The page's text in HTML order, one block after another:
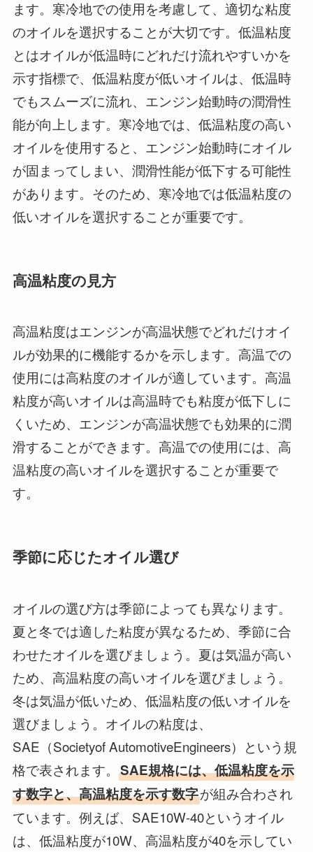
ます。寒冷地での使用を考慮して、適切な粘度
のオイルを選択することが大切です。低温粘度
とはオイルが低温時にどれだけ流れやすいかを
示す指標で、低温粘度が低いオイルは、低温時
でもスムーズに流れ、エンジン始動時の潤滑性
能が向上します。寒冷地では、低温粘度の高い
オイルを使用すると、エンジン始動時にオイル
が固まってしまい、潤滑性能が低下する可能性
があります。そのため、寒冷地では低温粘度の
低いオイルを選択することが重要です。
高温粘度の見方
高温粘度はエンジンが高温状態でどれだけオイ
ルが効果的に機能するかを示します。高温での
使用には高粘度のオイルが適しています。高温
粘度が高いオイルは高温時でも粘度が低下しに
くいため、エンジンが高温状態でも効果的に潤
滑することができます。高温での使用には、高
温粘度の高いオイルを選択することが重要で
す。
季節に応じたオイル選び
オイルの選び方は季節によっても異なります。
夏と冬では適した粘度が異なるため、季節に合
わせたオイルを選びましょう。夏は気温が高い
ため、高温粘度の高いオイルを選びましょう。
冬は気温が低いため、低温粘度の低いオイルを
選びましょう。オイルの粘度は、
SAE（Societyof AutomotiveEngineers）という規
格で表されます。 SAE規格には、低温粘度を示
す数字と、高温粘度を示す数字が組み合わされ
ています。例えば、SAE10W-40というオイル
は、低温粘度が10W、高温粘度が40を示してい